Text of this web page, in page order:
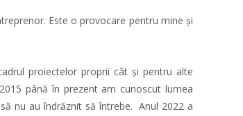
Este o provocare pentru mine și
proiectelor proprii cât și pentru alte
până în prezent am cunoscut lumea
nu au îndrăznit să întrebe. Anul 2022 a